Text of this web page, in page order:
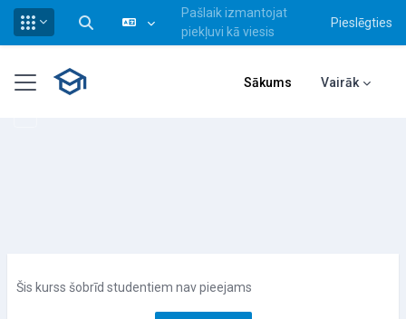
Pārslēgt meklēšanas ievadi
Pašlaik izmantojat
piekļuvi kā viesis
Pieslēgties
Sānu panelis Sākums Vairāk
Šis kurss šobrīd studentiem nav pieejams